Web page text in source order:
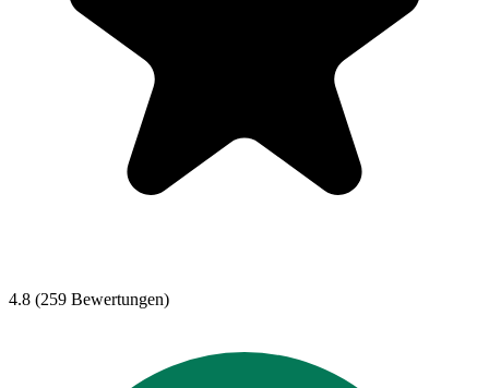
4.8 (259 Bewertungen)